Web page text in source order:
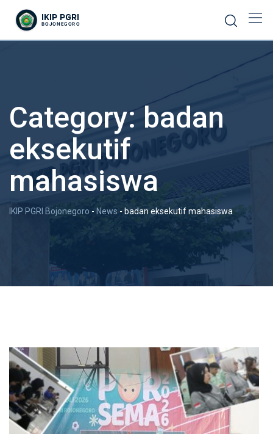
Category:badan
eksekutif
mahasiswa
IKIP PGRI Bojonegoro - News - badan eksekutif mahasiswa